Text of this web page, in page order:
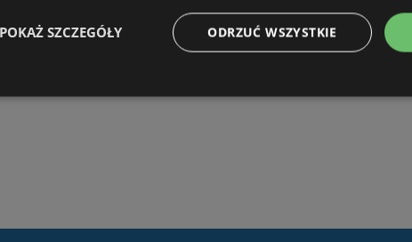
ODRZUĆ WSZYSTKIE
POKAŻ SZCZEGÓŁY